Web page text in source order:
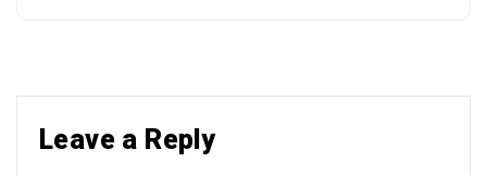
Leave a Reply